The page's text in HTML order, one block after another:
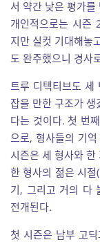
서 약간 낮은 평가
개인적으로는 시즌
지만 실컷 기대해놓
도 완주했으니 경사
트루 디텍티브도 세
잡을 만한 구조가
다는 것이다. 첫 번
으로, 형사들의 기
시즌은 세 형사와
한 형사의 젊은 시
기, 그리고 거의 다
전개된다.
첫 시즌은 남부 고